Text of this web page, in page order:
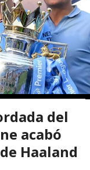
del
acabó
Haaland